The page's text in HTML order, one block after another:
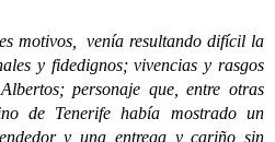
venía resultando difícil la
y fidedignos; vivencias y rasgos
personaje que, entre otras
de Tenerife había mostrado un
y una entrega y cariño sin